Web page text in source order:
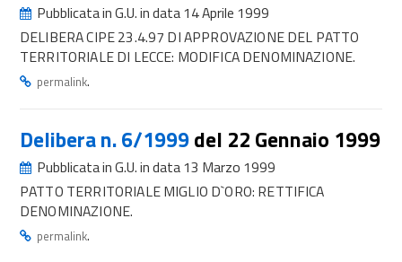
Pubblicata in G.U. in data 14 Aprile 1999
DELIBERA CIPE 23.4.97 DI APPROVAZIONE DEL PATTO
TERRITORIALE DI LECCE: MODIFICA DENOMINAZIONE.
permalink.
Delibera n. 6/1999del 22 Gennaio 1999
Pubblicata in G.U. in data 13 Marzo 1999
PATTO TERRITORIALE MIGLIO D`ORO: RETTIFICA
DENOMINAZIONE.
permalink.